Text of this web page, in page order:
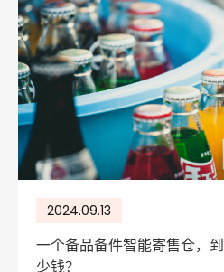
2024.09.13
一个备品备件智能寄售仓，
少钱？